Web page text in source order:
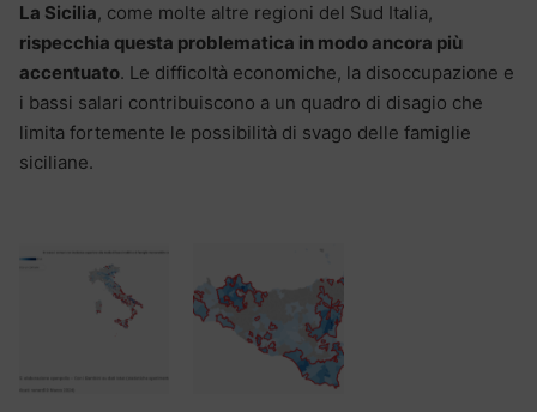
La Sicilia, come molte altre regioni del Sud Italia,
rispecchia questa problematica in modo ancora più
accentuato. Le difficoltà economiche, la disoccupazione e
i bassi salari contribuiscono a un quadro di disagio che
limita fortemente le possibilità di svago delle famiglie
siciliane.